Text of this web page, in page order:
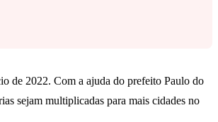
de 2022. Com a ajuda do prefeito Paulo do
sejam multiplicadas para mais cidades no